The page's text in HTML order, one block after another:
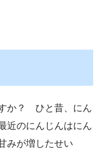
か？ ひと昔、にん
近のにんじんはにん
みが増したせい